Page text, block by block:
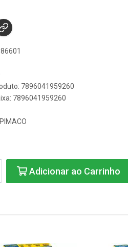
7896041959260
7896041959260
Adicionar ao Carrinho